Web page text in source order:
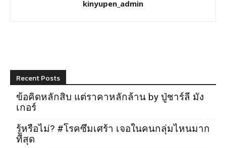
kinyupen_admin
Recent Posts
ข้อคิดหลักสิบ แต่ราคาหลักล้าน by ปู่ชาร์ลี มัง
เกอร์
รู้หรือไม่? #โรคซึมเศร้า เจอในคนกลุ่มไหนมาก
ที่สุด